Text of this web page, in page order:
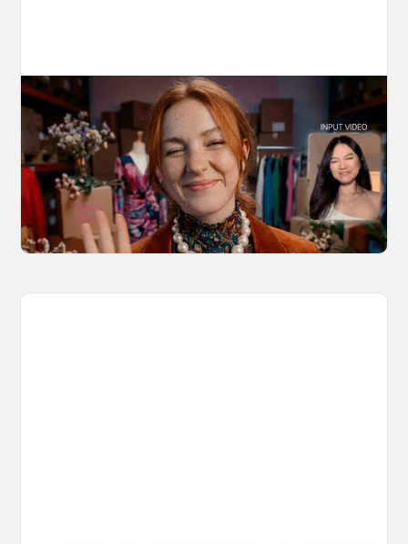
10 Types of Videos You Can Create with
Kling 3.0 Motion Control
Discover 10 video types you can create using
Kling 3.0 Motion Control on OpenArt, from
marketing to storytelling with amazingly
consistent motion and identity.
March 20, 2026